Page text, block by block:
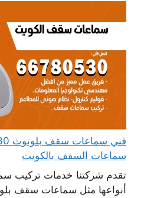
سماعات السقف بالكويت
تقدم شركتنا خدمات تركيب
أنواعها مثل سماعات سقف